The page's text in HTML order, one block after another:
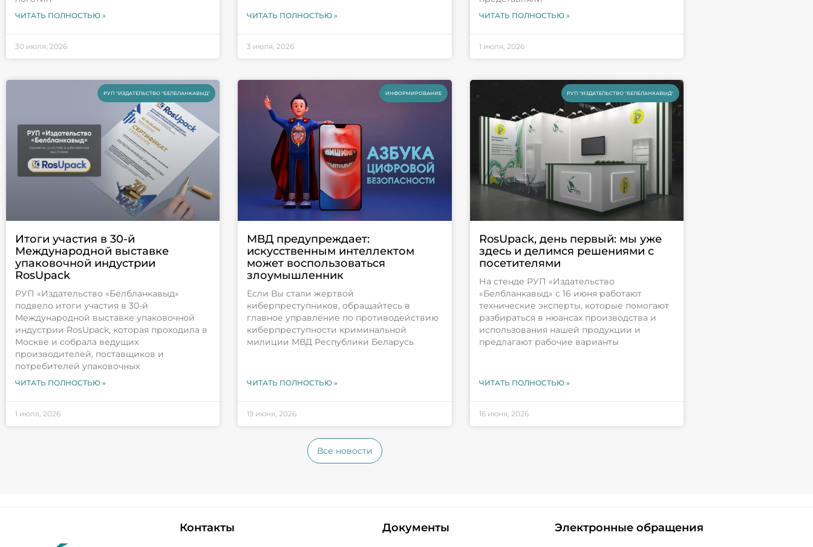
ЧИТАТЬ ПОЛНОСТЬЮ »
30 июля, 2026
ЧИТАТЬ ПОЛНОСТЬЮ »
3 июля, 2026
ЧИТАТЬ ПОЛНОСТЬЮ »
1 июля, 2026
РУП "ИЗДАТЕЛЬСТВО "БЕЛБЛАНКАВЫД"
Итоги участия в 30-й
Международной выставке
упаковочной индустрии
RosUpack
РУП «Издательство «Белбланкавыд»
подвело итоги участия в 30-й
Международной выставке упаковочной
индустрии RosUpack, которая проходила в
Москве и собрала ведущих
производителей, поставщиков и
потребителей упаковочных
ЧИТАТЬ ПОЛНОСТЬЮ »
1 июля, 2026
ИНФОРМИРОВАНИЕ
МВД предупреждает:
искусственным интеллектом
может воспользоваться
злоумышленник
Если Вы стали жертвой
киберпреступников, обращайтесь в
главное управление по противодействию
киберпреступности криминальной
милиции МВД Республики Беларусь
ЧИТАТЬ ПОЛНОСТЬЮ »
19 июня, 2026
РУП "ИЗДАТЕЛЬСТВО "БЕЛБЛАНКАВЫД"
RosUpack, день первый: мы уже
здесь и делимся решениями с
посетителями
На стенде РУП «Издательство
«Белбланкавыд» с 16 июня работают
технические эксперты, которые помогают
разбираться в нюансах производства и
использования нашей продукции и
предлагают рабочие варианты
ЧИТАТЬ ПОЛНОСТЬЮ »
16 июня, 2026
Все новости
Контакты Документы Электронные обращения